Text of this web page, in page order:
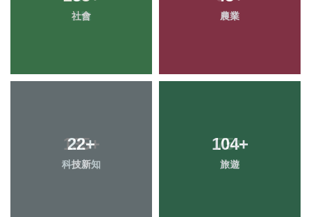
社會 農業
22+
科技新知
104+
旅遊